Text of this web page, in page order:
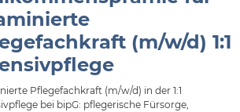
(m/w/d) 1:1
Pflegefachkraft (m/w/d) in der 1:1
bei bipG: pflegerische Fürsorge,